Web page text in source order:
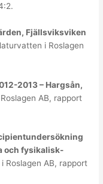
Fjällsviksviken
i Roslagen
2013 – Hargsån,
AB, rapport
och fysikalisk-
Roslagen AB, rapport